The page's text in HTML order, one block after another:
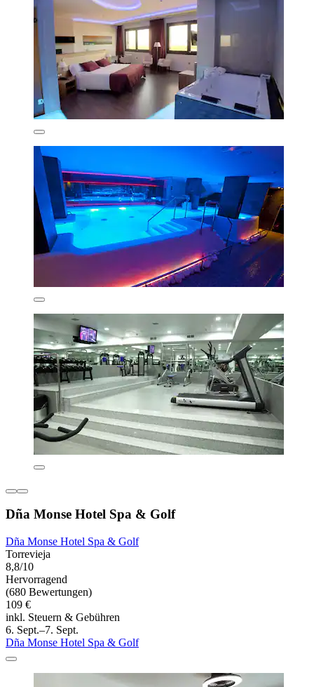
Dña Monse Hotel Spa & Golf
Dña Monse Hotel Spa & Golf
Torrevieja
8,8/10
Hervorragend
(680 Bewertungen)
109 €
inkl. Steuern & Gebühren
6. Sept.–7. Sept.
Dña Monse Hotel Spa & Golf